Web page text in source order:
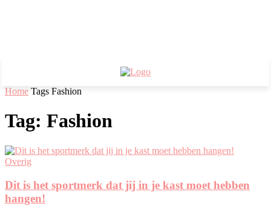
Home Tags Fashion
Tag: Fashion
Overig
Dit is het sportmerk dat jij in je kast moet hebben
hangen!